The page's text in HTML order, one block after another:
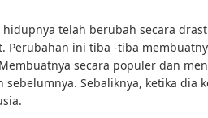
hidupnya telah berubah secara
Perubahan ini tiba -tiba
secara populer dan
sebelumnya. Sebaliknya, ketika